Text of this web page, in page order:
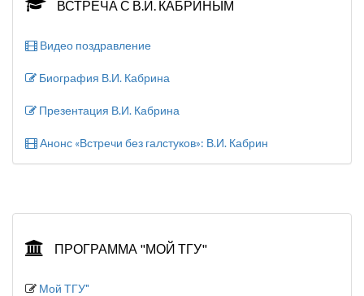
ВСТРЕЧА С В.И. КАБРИНЫМ
Видео поздравление
Биография В.И. Кабрина
Презентация В.И. Кабрина
Анонс «Встречи без галстуков»: В.И. Кабрин
ПРОГРАММА "МОЙ ТГУ"
Мой ТГУ"